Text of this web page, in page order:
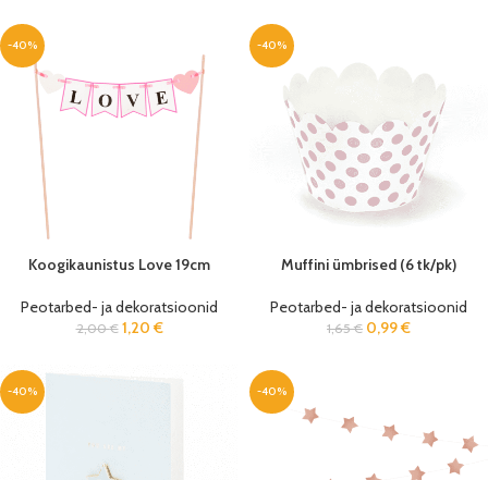
-40%
Koogikaunistus Love 19cm
Peotarbed- ja dekoratsioonid
2,00€ 1,20 €
-40%
Muffini ümbrised (6 tk/pk)
Peotarbed- ja dekoratsioonid
1,65€ 0,99€
-40% -40%